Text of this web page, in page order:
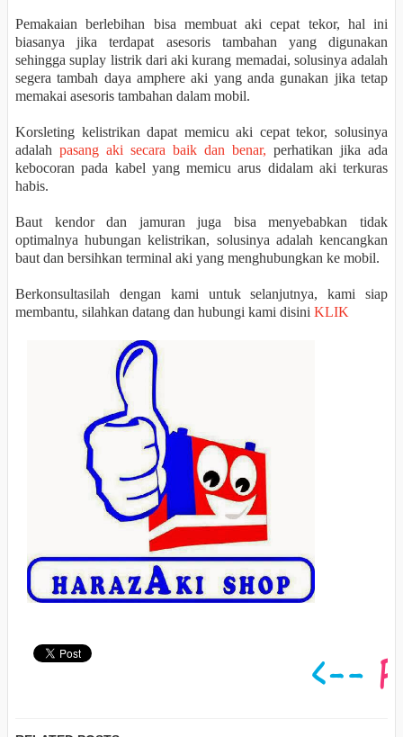
Pemakaian berlebihan bisa membuat aki cepat tekor, hal ini
biasanya jika terdapat asesoris tambahan yang digunakan
sehingga suplay listrik dari aki kurang memadai, solusinya adalah
segera tambah daya amphere aki yang anda gunakan jika tetap
memakai asesoris tambahan dalam mobil.
Korsleting kelistrikan dapat memicu aki cepat tekor, solusinya
adalah pasang aki secara baik dan benar, perhatikan jika ada
kebocoran pada kabel yang memicu arus didalam aki terkuras
habis.
Baut kendor dan jamuran juga bisa menyebabkan tidak
optimalnya hubungan kelistrikan, solusinya adalah kencangkan
baut dan bersihkan terminal aki yang menghubungkan ke mobil.
Berkonsultasilah dengan kami untuk selanjutnya, kami siap
membantu, silahkan datang dan hubungi kami disini KLIK